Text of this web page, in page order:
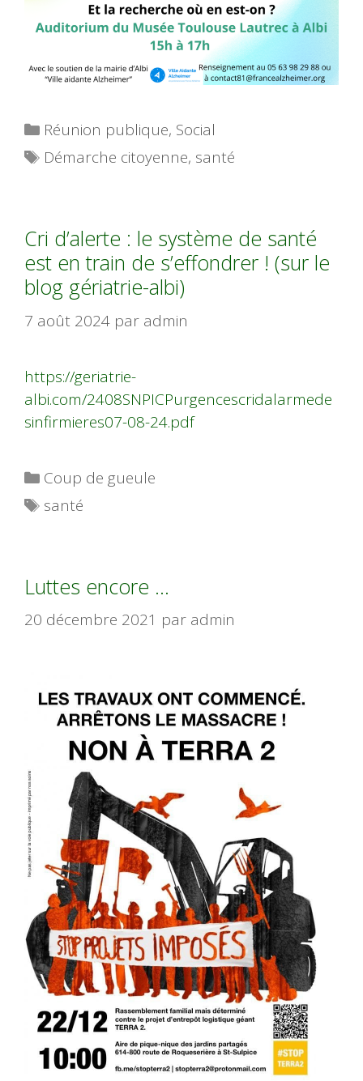
Catégories
Réunion publique, Social
Étiquettes
Démarche citoyenne, santé
Cri d’alerte : le système de santé
est en train de s’effondrer ! (sur le
blog gériatrie-albi)
7 août 2024 par admin
https://geriatrie-
albi.com/2408SNPICPurgencescridalarmede
sinfirmieres07-08-24.pdf
Catégories
Coup de gueule
Étiquettes
santé
Luttes encore …
20 décembre 2021 par admin